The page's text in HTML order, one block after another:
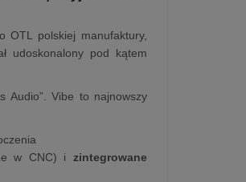
OTL polskiej manufaktury,
udoskonalony pod kątem
Audio”. Vibe to najnowszy
w CNC) i zintegrowane